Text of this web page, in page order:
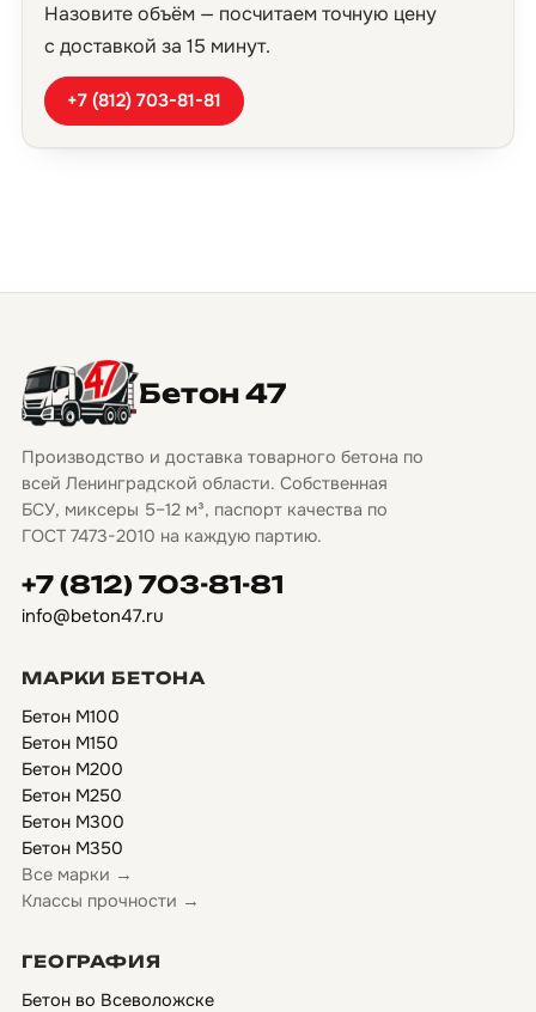
Назовите объём — посчитаем точную цену
с доставкой за 15 минут.
+7 (812) 703-81-81
Бетон 47
Производство и доставка товарного бетона по
всей Ленинградской области. Собственная
БСУ, миксеры 5–12 м³, паспорт качества по
ГОСТ 7473-2010 на каждую партию.
+7 (812) 703-81-81
info@beton47.ru
МАРКИ БЕТОНА
Бетон М100
Бетон М150
Бетон М200
Бетон М250
Бетон М300
Бетон М350
Все марки →
Классы прочности →
ГЕОГРАФИЯ
Бетон во Всеволожске